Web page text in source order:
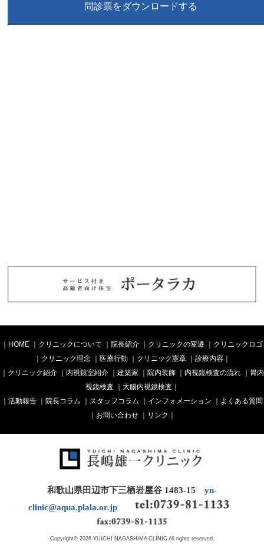
問診票をダウンロードする
HOME クリニックについて 院長紹介 クリニックの変遷
クリニックロゴ
クリニック理念｜ 医療行動｜ クリニック憲章｜ 診療内容｜
クリニック紹介｜ 内視鏡室紹介｜ 建築家 院内装飾 内視鏡検査の流れ｜
胃内
視鏡検査
大腸内視鏡検査
活動報告 院長コラム スタッフコラム インフォメーション
よくある質問
お問い合わせ｜ リンク
和歌山県田辺市下三栖岩屋谷 1483-15 yn-
clinic@aqua.plala.or.jp
Copyright© 2026 YUICHI NAGASHIMA CLINIC All rights reserved.